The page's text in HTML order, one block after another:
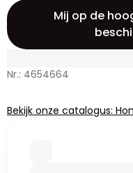
Mij op de
Nr.: 4654664
Bekijk onze catalogus: